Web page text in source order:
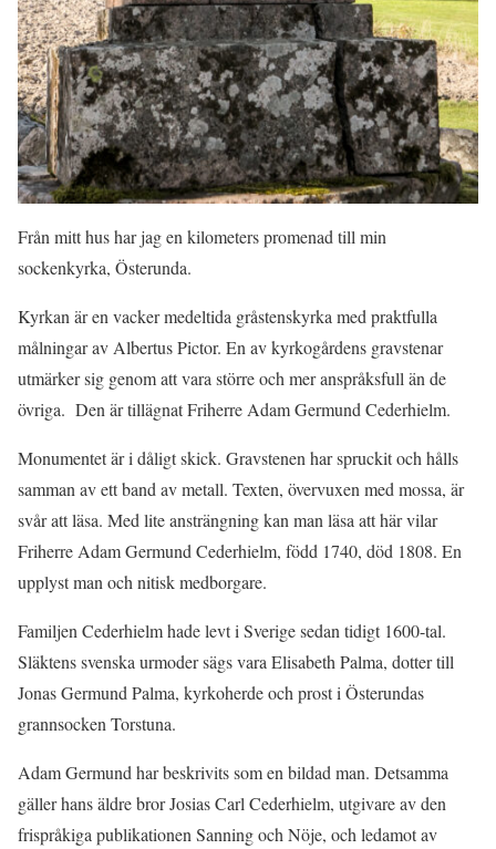
Från mitt hus har jag en kilometers promenad till min
sockenkyrka, Österunda.
Kyrkan är en vacker medeltida gråstenskyrka med praktfulla
målningar av Albertus Pictor. En av kyrkogårdens gravstenar
utmärker sig genom att vara större och mer anspråksfull än de
övriga. Den är tillägnat Friherre Adam Germund Cederhielm.
Monumentet är i dåligt skick. Gravstenen har spruckit och hålls
samman av ett band av metall. Texten, övervuxen med mossa, är
svår att läsa. Med lite ansträngning kan man läsa att här vilar
Friherre Adam Germund Cederhielm, född 1740, död 1808. En
upplyst man och nitisk medborgare.
Familjen Cederhielm hade levt i Sverige sedan tidigt 1600-tal.
Släktens svenska urmoder sägs vara Elisabeth Palma, dotter till
Jonas Germund Palma, kyrkoherde och prost i Österundas
grannsocken Torstuna.
Adam Germund har beskrivits som en bildad man. Detsamma
gäller hans äldre bror Josias Carl Cederhielm, utgivare av den
frispråkiga publikationen Sanning och Nöje, och ledamot av